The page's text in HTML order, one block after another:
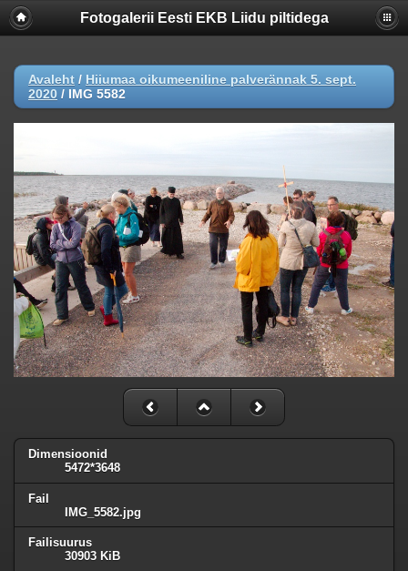
Fotogalerii Eesti EKB Liidu piltidega
Avaleht / Hiiumaa oikumeeniline palverännak 5. sept.
2020 / IMG 5582
Dimensioonid
5472*3648
Fail
IMG_5582.jpg
Failisuurus
30903 KiB